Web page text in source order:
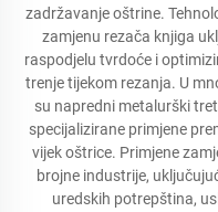
zadržavanje oštrine.
zamjenu rezača knjiga
raspodjelu tvrdoće i
trenje tijekom rezanja. U
su napredni metalurški
specijalizirane primjene
vijek oštrice. Primjene
brojne industrije,
uredskih potrepština,